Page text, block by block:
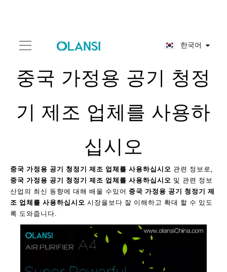
한국어
중국 가정용 공기 청정
기 제조 업체를 사용하
십시오
중국 가정용 공기 청정기 제조 업체를 사용하십시오 관련 정보로,
중국 가정용 공기 청정기 제조 업체를 사용하십시오 및 관련 정보
산업의 최신 동향에 대해 배울 수있어 중국 가정용 공기 청정기 제
조 업체를 사용하십시오 시장을보다 잘 이해하고 확대 할 수 있도
록 도와줍니다.